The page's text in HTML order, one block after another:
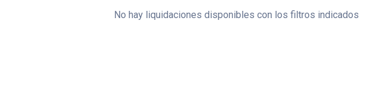
No hay liquidaciones disponibles con los filtros indicados